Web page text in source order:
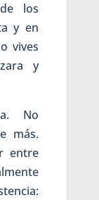
los
y en
vives
y
No
más.
entre